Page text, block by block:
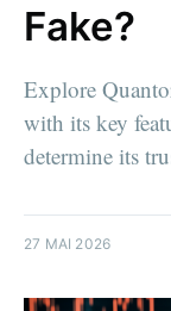
Fake?
Explore
with its key
determine its
27 MAI 2026